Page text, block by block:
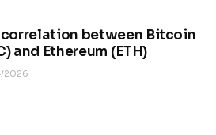
correlation between Bitcoin
and Ethereum (ETH)
2026